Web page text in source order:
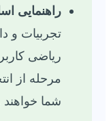
راهنمایی
تجربیات و
ریاضی
مرحله از
شما خواهند